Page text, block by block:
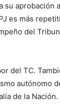
aprobación
es más
del
del TC.
autónomo
de la Nación.